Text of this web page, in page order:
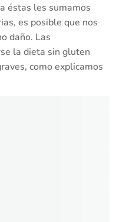
éstas les sumamos
es posible que nos
daño. Las
la dieta sin gluten
como explicamos